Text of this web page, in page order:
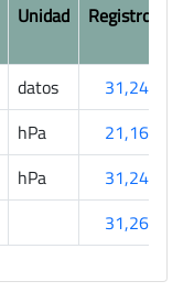
Unidad Registros
datos
31,248
hPa
21,166
hPa
31,248
31,263